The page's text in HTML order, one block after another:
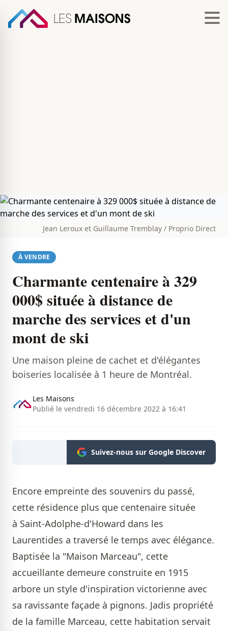
Jean Leroux et Guillaume Tremblay / Proprio Direct
À VENDRE
Charmante centenaire à 329
000$ située à distance de
marche des services et d'un
mont de ski
Une maison pleine de cachet et d'élégantes
boiseries localisée à 1 heure de Montréal.
Les Maisons
Publié le vendredi 16 décembre 2022 à 16:41
Suivez-nous sur Google Discover
Encore empreinte des souvenirs du passé,
cette résidence plus que centenaire située
à Saint-Adolphe-d'Howard dans les
Laurentides a traversé le temps avec élégance.
Baptisée la "Maison Marceau", cette
accueillante demeure construite en 1915
arbore un style d'inspiration victorienne avec
sa ravissante façade à pignons. Jadis propriété
de la famille Marceau, cette habitation servait